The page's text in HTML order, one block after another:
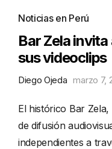
Noticias en Perú
Bar Zela
sus videoclips
Diego Ojeda marzo 7,
El histórico Bar
de difusión
independientes a